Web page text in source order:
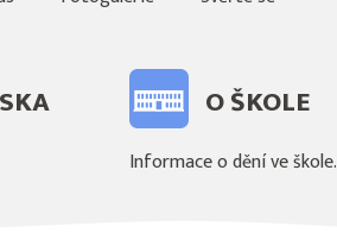
O ŠKOLE
Informace o dění ve škole.